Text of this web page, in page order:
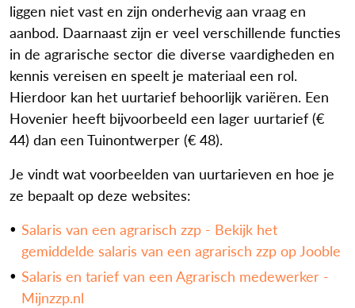
liggen niet vast en zijn onderhevig aan vraag en
aanbod. Daarnaast zijn er veel verschillende functies
in de agrarische sector die diverse vaardigheden en
kennis vereisen en speelt je materiaal een rol.
Hierdoor kan het uurtarief behoorlijk variëren. Een
Hovenier heeft bijvoorbeeld een lager uurtarief (€
44) dan een Tuinontwerper (€ 48).
Je vindt wat voorbeelden van uurtarieven en hoe je
ze bepaalt op deze websites:
Salaris van een agrarisch zzp - Bekijk het
gemiddelde salaris van een agrarisch zzp op Jooble
Salaris en tarief van een Agrarisch medewerker -
Mijnzzp.nl